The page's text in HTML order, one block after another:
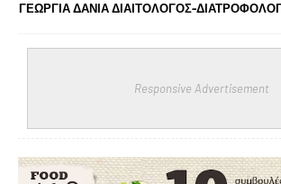
ΓΕΩΡΓΙΑ ΔΑΝΙΑ ΔΙΑΙΤΟΛΟΓΟΣ-
Responsive Advertisement